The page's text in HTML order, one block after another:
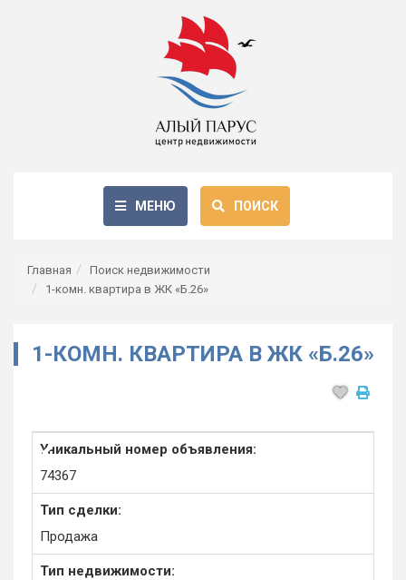
МЕНЮ ПОИСК
Главная
Поиск недвижимости
1-комн. квартира в ЖК «Б.26»
1-КОМН. КВАРТИРА В ЖК «Б.26»
Уникальный номер объявления:
74367
Тип сделки:
Продажа
Тип недвижимости: